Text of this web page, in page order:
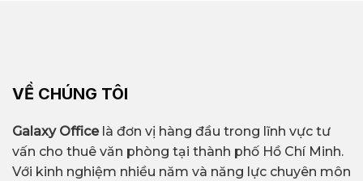
VỀ CHÚNG TÔI
Galaxy Officelà đơn vị hàng đầu trong lĩnh vực tư
vấn cho thuê văn phòng tại thành phố Hồ Chí Minh.
Với kinh nghiệm nhiều năm và năng lực chuyên môn